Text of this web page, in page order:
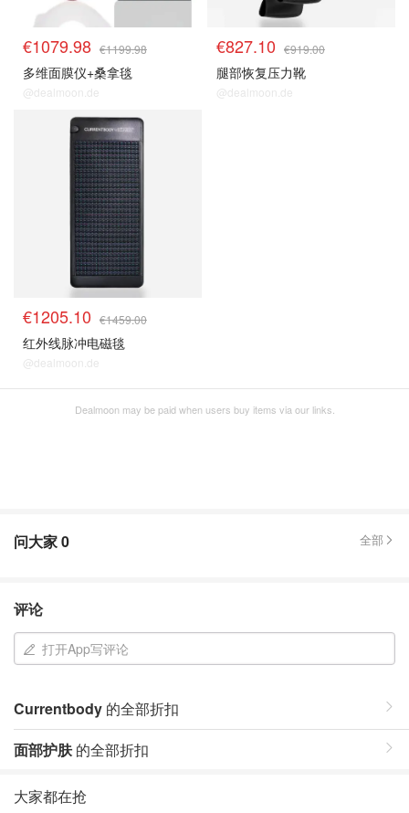
€1079.98 €1199.98
多维面膜仪+桑拿毯
@dealmoon.de
€827.10 €919.00
腿部恢复压力靴
@dealmoon.de
€1205.10 €1459.00
红外线脉冲电磁毯
@dealmoon.de
Dealmoon may be paid when users buy items via our links.
问大家0 全部
评论
打开App写评论
Currentbody 的全部折扣
面部护肤的全部折扣
大家都在抢